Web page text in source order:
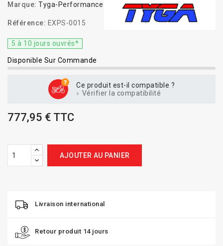
Marque: Tyga-Performance
Référence: EXPS-0015
5 à 10 jours ouvrés*
Disponible Sur Commande
Ce produit est-il compatible ?
Vérifier la compatibilité
777,95 € TTC
AJOUTER AU PANIER
Livraison international
Retour produit 14 jours